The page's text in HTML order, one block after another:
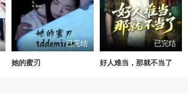
已完结
她的蜜刃
已完结
好人难当，那就不当了